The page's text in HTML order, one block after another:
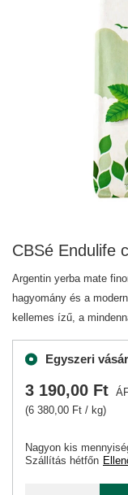
CBSé Endulife
Argentin yerba mate
hagyomány és a
kellemes ízű, a
Egyszeri
Nagyon kis
Szállítás hétfőn
3 190,00 Ft
(6 380,00 Ft / kg)